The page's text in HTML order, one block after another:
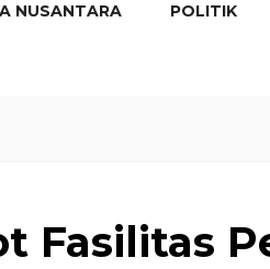
NUSANTARA POLITIK
Fasilitas